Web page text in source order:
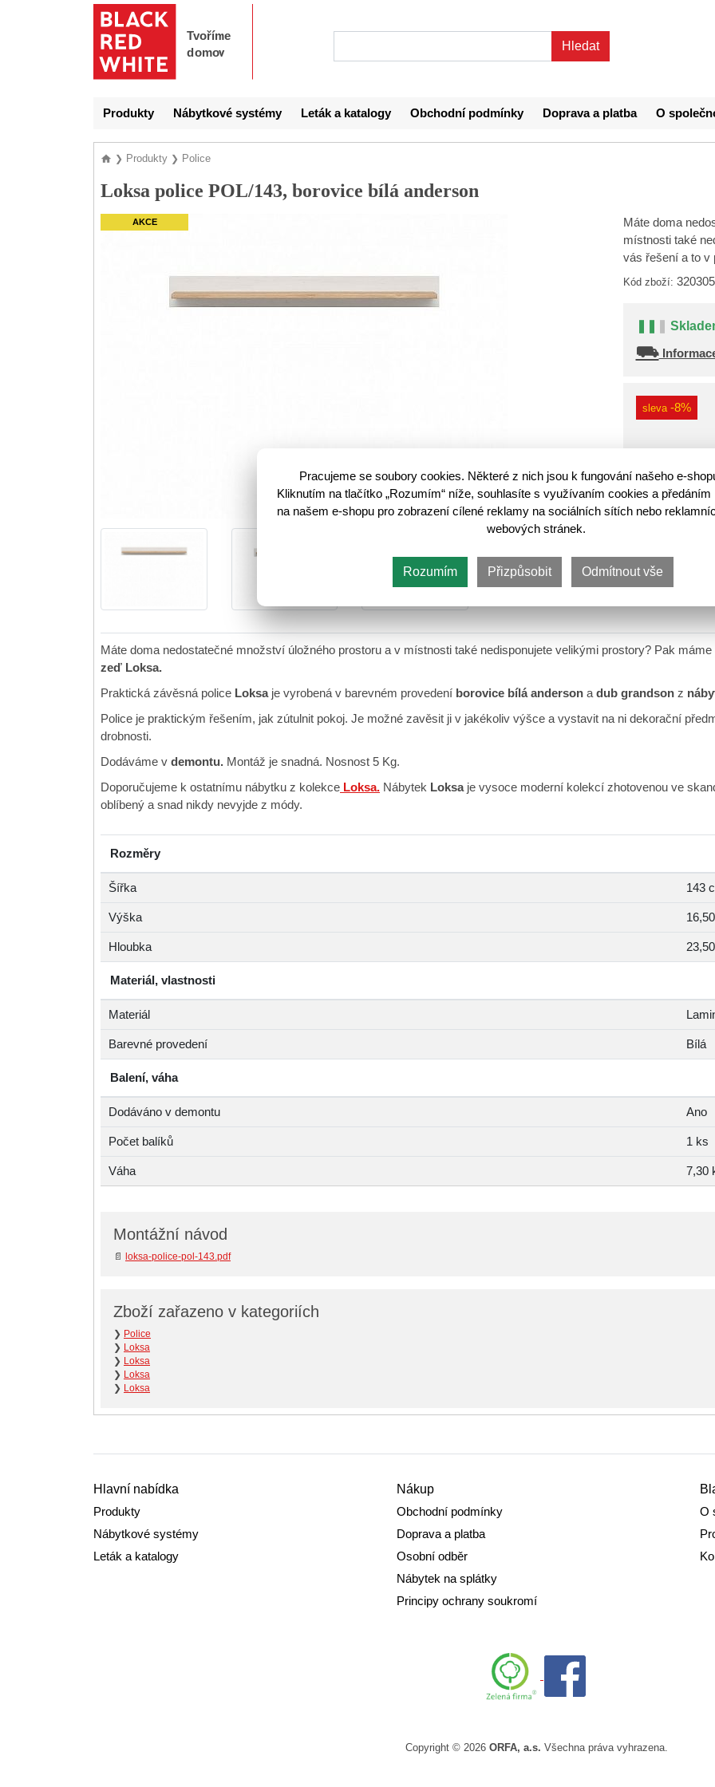
Produkty Nábytkové systémy Leták a katalogy Obchodní podmínky Doprava a platba O
❯ Produkty ❯ Police
Loksa police POL/143, borovice bílá anderson
AKCE
Máte doma
místnosti také
vás řešení a to
Kód zboží:
❚❚
⛟
sleva -8%
Do
Máte doma nedostatečné množství úložného prostoru a v místnosti také nedisponujete velikými prostory? Pak
zeď Loksa.
Praktická závěsná police Loksaje vyrobená v barevném provedení borovice bílá anderson a dub grandson z
Police je praktickým řešením, jak zútulnit pokoj. Je možné zavěsit ji v jakékoliv výšce a vystavit na ni dekorační
drobnosti.
Dodáváme v demontu. Montáž je snadná. Nosnost 5 Kg.
Doporučujeme k ostatnímu nábytku z kolekce Loksa. Nábytek Loksaje vysoce moderní kolekcí zhotovenou ve
oblíbený a snad nikdy nevyjde z módy.
Rozměry
Šířka 143
Výška
Hloubka
Materiál, vlastnosti
Materiál
Barevné provedení Bílá
Balení, váha
Dodáváno v demontu Ano
Počet balíků 1 ks
Váha 7,30
Montážní návod
📄 loksa-police-pol-143.pdf
Zboží zařazeno v kategoriích
❯ Police
❯ Loksa
❯ Loksa
❯ Loksa
❯ Loksa
Hlavní nabídka
Produkty
Nábytkové systémy
Leták a katalogy
Nákup
Obchodní podmínky
Doprava a platba
Osobní odběr
Nábytek na splátky
Principy ochrany soukromí
O
Copyright © 2026 ORFA, a.s. Všechna práva vyhrazena.
Pracujeme se soubory cookies. Některé z nich jsou k fungování našeho e-
Kliknutím na tlačítko „Rozumím“ níže, souhlasíte s využívaním cookies a předáním
na našem e-shopu pro zobrazení cílené reklamy na sociálních sítích nebo
webových stránek.
Rozumím Přizpůsobit Odmítnout vše